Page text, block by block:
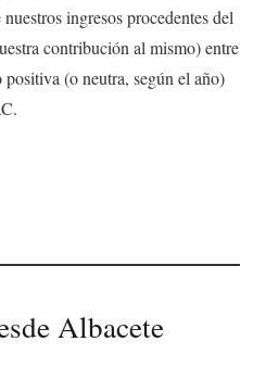
ingresos procedentes del
contribución al mismo) entre
(o neutra, según el año)
Albacete